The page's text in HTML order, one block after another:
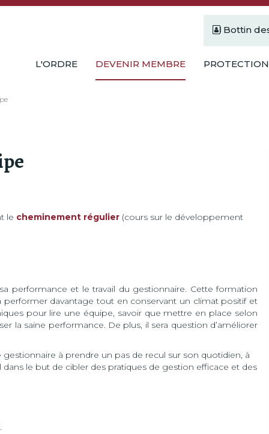
Bottin
L'ORDRE DEVENIR MEMBRE
le cheminement régulier (cours sur le développement
performance et le travail du gestionnaire. Cette formation
davantage tout en conservant un climat positif et
pour lire une équipe, savoir que mettre en place selon
la saine performance. De plus, il sera question d’améliorer
à prendre un pas de recul sur son quotidien, à
le but de cibler des pratiques de gestion efficace et des